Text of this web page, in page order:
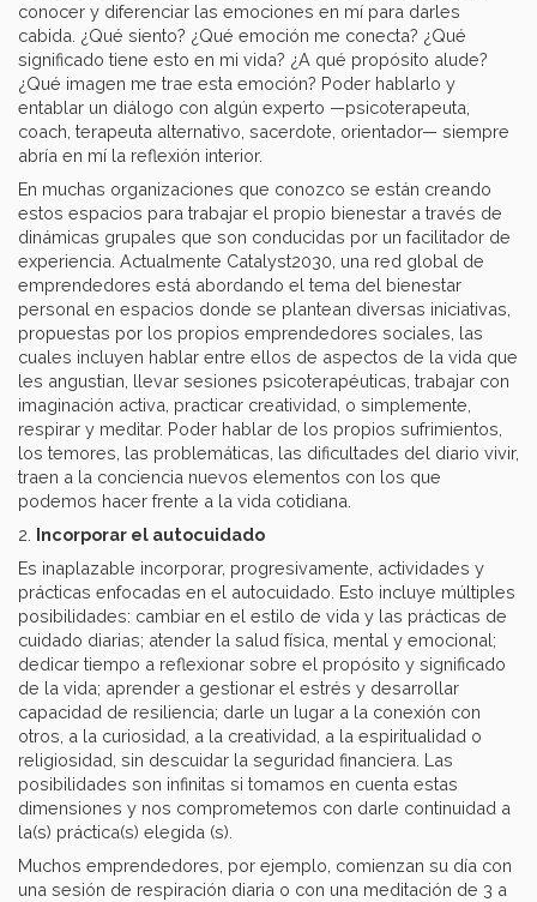
conocer y diferenciar las emociones en mí para darles
cabida. ¿Qué siento? ¿Qué emoción me conecta? ¿Qué
significado tiene esto en mi vida? ¿A qué propósito alude?
¿Qué imagen me trae esta emoción? Poder hablarlo y
entablar un diálogo con algún experto —psicoterapeuta,
coach, terapeuta alternativo, sacerdote, orientador— siempre
abría en mí la reflexión interior.
En muchas organizaciones que conozco se están creando
estos espacios para trabajar el propio bienestar a través de
dinámicas grupales que son conducidas por un facilitador de
experiencia. Actualmente Catalyst2030, una red global de
emprendedores está abordando el tema del bienestar
personal en espacios donde se plantean diversas iniciativas,
propuestas por los propios emprendedores sociales, las
cuales incluyen hablar entre ellos de aspectos de la vida que
les angustian, llevar sesiones psicoterapéuticas, trabajar con
imaginación activa, practicar creatividad, o simplemente,
respirar y meditar. Poder hablar de los propios sufrimientos,
los temores, las problemáticas, las dificultades del diario vivir,
traen a la conciencia nuevos elementos con los que
podemos hacer frente a la vida cotidiana.
2. Incorporar el autocuidado
Es inaplazable incorporar, progresivamente, actividades y
prácticas enfocadas en el autocuidado. Esto incluye múltiples
posibilidades: cambiar en el estilo de vida y las prácticas de
cuidado diarias; atender la salud física, mental y emocional;
dedicar tiempo a reflexionar sobre el propósito y significado
de la vida; aprender a gestionar el estrés y desarrollar
capacidad de resiliencia; darle un lugar a la conexión con
otros, a la curiosidad, a la creatividad, a la espiritualidad o
religiosidad, sin descuidar la seguridad financiera. Las
posibilidades son infinitas si tomamos en cuenta estas
dimensiones y nos comprometemos con darle continuidad a
la(s) práctica(s) elegida (s).
Muchos emprendedores, por ejemplo, comienzan su día con
una sesión de respiración diaria o con una meditación de 3 a